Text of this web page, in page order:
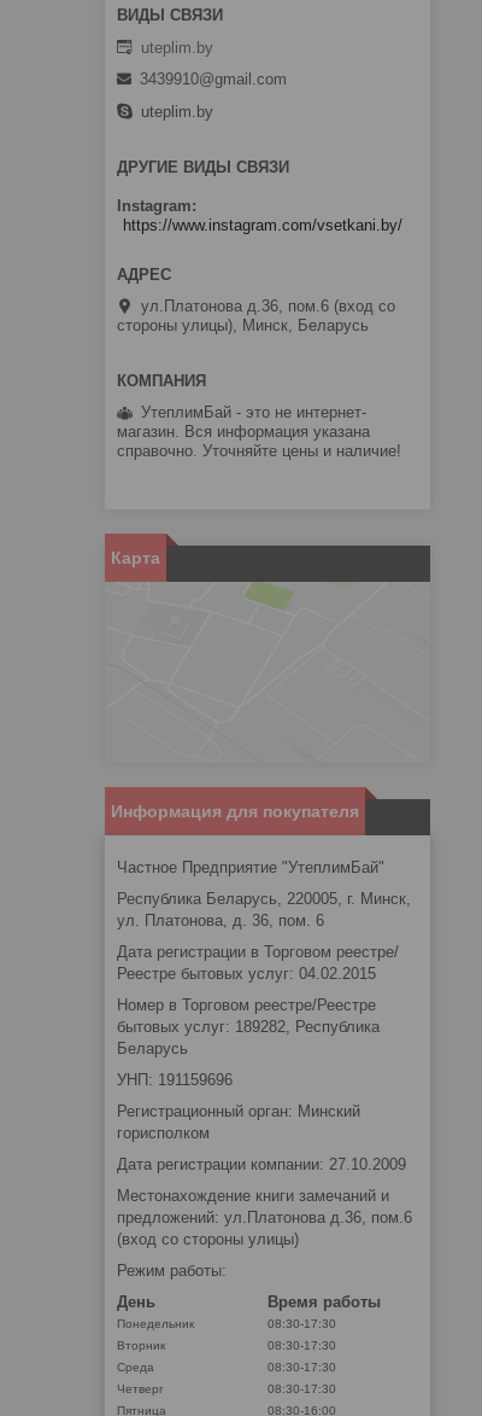
uteplim.by
3439910@gmail.com
uteplim.by
ДРУГИЕ ВИДЫ СВЯЗИ
Instagram
https://www.instagram.com/vsetkani.by/
ул.Платонова д.36, пом.6 (вход со
стороны улицы), Минск, Беларусь
УтеплимБай - это не интернет-
магазин. Вся информация указана
справочно. Уточняйте цены и наличие!
Карта
Информация для покупателя
Частное Предприятие "УтеплимБай"
Республика Беларусь, 220005, г. Минск,
ул. Платонова, д. 36, пом. 6
Дата регистрации в Торговом реестре/
Реестре бытовых услуг: 04.02.2015
Номер в Торговом реестре/Реестре
бытовых услуг: 189282, Республика
Беларусь
УНП: 191159696
Регистрационный орган: Минский
горисполком
Дата регистрации компании: 27.10.2009
Местонахождение книги замечаний и
предложений: ул.Платонова д.36, пом.6
(вход со стороны улицы)
Режим работы:
День
Время работы
Понедельник
08:30-17:30
Вторник
08:30-17:30
Среда
08:30-17:30
Четверг
08:30-17:30
Пятница
08:30-16:00